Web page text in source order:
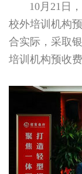
10月21日，
校外培训机构
合实际，采取
培训机构预收